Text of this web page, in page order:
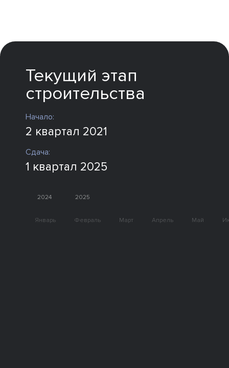
Текущий этап
строительства
Начало:
2 квартал 2021
Сдача:
1 квартал 2025
2024 2025
Январь Февраль Март Апрель Май